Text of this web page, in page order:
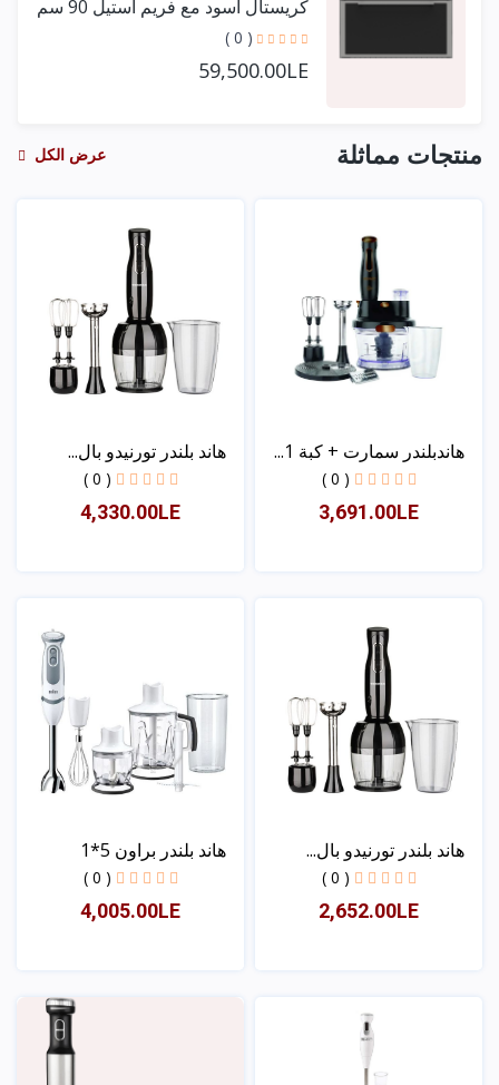
كريستال أسود مع فريم استيل 90 سم
+ مروحتين توزيع
( 0 )
59,500.00LE
منتجات مماثلة عرض الكل
هاندبلندر سمارت + كبة 1...
( 0 )
3,691.00LE
هاند بلندر تورنيدو بال...
( 0 )
4,330.00LE
هاند بلندر تورنيدو بال...
( 0 )
2,652.00LE
هاند بلندر براون 5*1
( 0 )
4,005.00LE